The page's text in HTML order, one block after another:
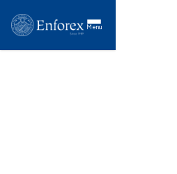
Menu